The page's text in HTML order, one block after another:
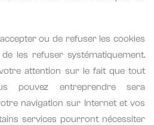
ou de refuser les cookies
les refuser systématiquement.
attention sur le fait que tout
pouvez entreprendre sera
navigation sur Internet et vos
services pourront nécessiter